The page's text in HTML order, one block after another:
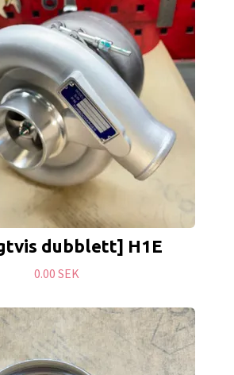
dubblett] H1E
0.00 SEK